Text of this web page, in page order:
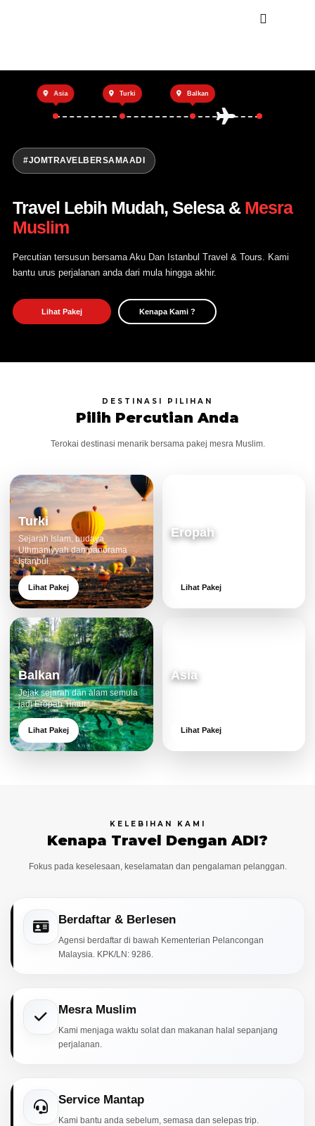
Utama
Private Trip
Tentang Kami
Hubungi Kami
Asia Turki Balkan
#JOMTRAVELBERSAMAADI
Travel Lebih Mudah, Selesa & Mesra
Muslim
Percutian tersusun bersama Aku Dan Istanbul Travel & Tours. Kami
bantu urus perjalanan anda dari mula hingga akhir.
Lihat Pakej Kenapa Kami ?
DESTINASI PILIHAN
Pilih Percutian Anda
Terokai destinasi menarik bersama pakej mesra Muslim.
Turki
Sejarah Islam, budaya
Uthmaniyyah dan panorama
Istanbul.
Lihat Pakej
Eropah
Lihat Pakej
Balkan
Jejak sejarah dan alam semula
jadi Eropah Timur.
Lihat Pakej
Asia
Lihat Pakej
KELEBIHAN KAMI
Kenapa Travel Dengan ADI?
Fokus pada keselesaan, keselamatan dan pengalaman pelanggan.
Berdaftar & Berlesen
Agensi berdaftar di bawah Kementerian Pelancongan
Malaysia. KPK/LN: 9286.
Mesra Muslim
Kami menjaga waktu solat dan makanan halal sepanjang
perjalanan.
Service Mantap
Kami bantu anda sebelum, semasa dan selepas trip.